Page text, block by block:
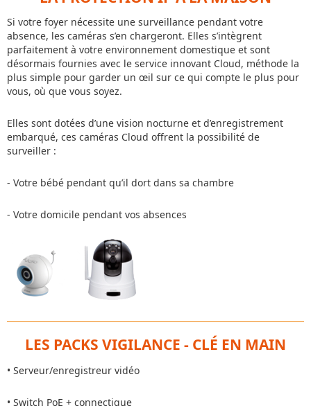
Si votre foyer nécessite une surveillance pendant votre
absence, les caméras s’en chargeront. Elles s’intègrent
parfaitement à votre environnement domestique et sont
désormais fournies avec le service innovant Cloud, méthode la
plus simple pour garder un œil sur ce qui compte le plus pour
vous, où que vous soyez.
Elles sont dotées d’une vision nocturne et d’enregistrement
embarqué, ces caméras Cloud offrent la possibilité de
surveiller :
- Votre bébé pendant qu’il dort dans sa chambre
- Votre domicile pendant vos absences
LES PACKS VIGILANCE - CLÉ EN MAIN
• Serveur/enregistreur vidéo
• Switch PoE + connectique